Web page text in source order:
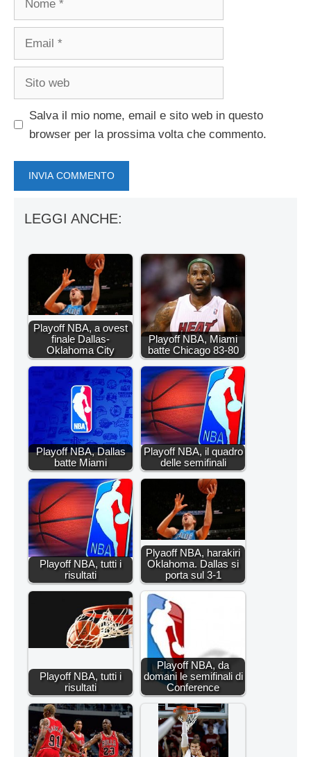
Salva il mio nome, email e sito web in questo
browser per la prossima volta che commento.
LEGGI ANCHE:
Playoff NBA, a ovest
finale Dallas-
Oklahoma City
Playoff NBA, Miami
batte Chicago 83-80
Playoff NBA, Dallas
batte Miami
Playoff NBA, il quadro
delle semifinali
Playoff NBA, tutti i
risultati
Plyaoff NBA, harakiri
Oklahoma. Dallas si
porta sul 3-1
Playoff NBA, tutti i
risultati
Playoff NBA, da
domani le semifinali di
Conference